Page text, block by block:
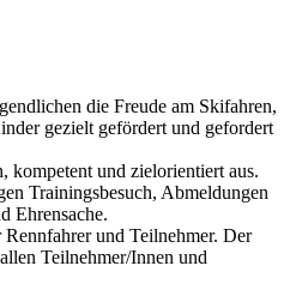
die Freude am Skifahren,
gezielt gefördert und gefordert
kompetent und zielorientiert aus.
Trainingsbesuch, Abmeldungen
Ehrensache.
und Teilnehmer. Der
Teilnehmer/Innen und